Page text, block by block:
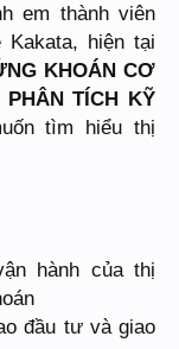
em thành viên
Kakata, hiện tại
KHOÁN CƠ
TÍCH KỸ
tìm hiểu thị
hành của thị
đầu tư và giao